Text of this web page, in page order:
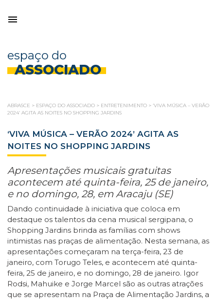
espaço do
ASSOCIADO
ABRASCE > ESPAÇO DO ASSOCIADO > ENTRETENIMENTO > ‘VIVA MÚSICA – VERÃO
2024’ AGITA AS NOITES NO SHOPPING JARDINS
‘VIVA MÚSICA – VERÃO 2024’ AGITA AS
NOITES NO SHOPPING JARDINS
Apresentações musicais gratuitas
acontecem até quinta-feira, 25 de janeiro,
e no domingo, 28, em Aracaju (SE)
Dando continuidade à iniciativa que coloca em
destaque os talentos da cena musical sergipana, o
Shopping Jardins brinda as famílias com shows
intimistas nas praças de alimentação. Nesta semana, as
apresentações começaram na terça-feira, 23 de
janeiro, com Torugo Teles, e acontecem até quinta-
feira, 25 de janeiro, e no domingo, 28 de janeiro. Igor
Rodsi, Mahuike e Jorge Marcel são as outras atrações
que se apresentam na Praça de Alimentação Jardins, a